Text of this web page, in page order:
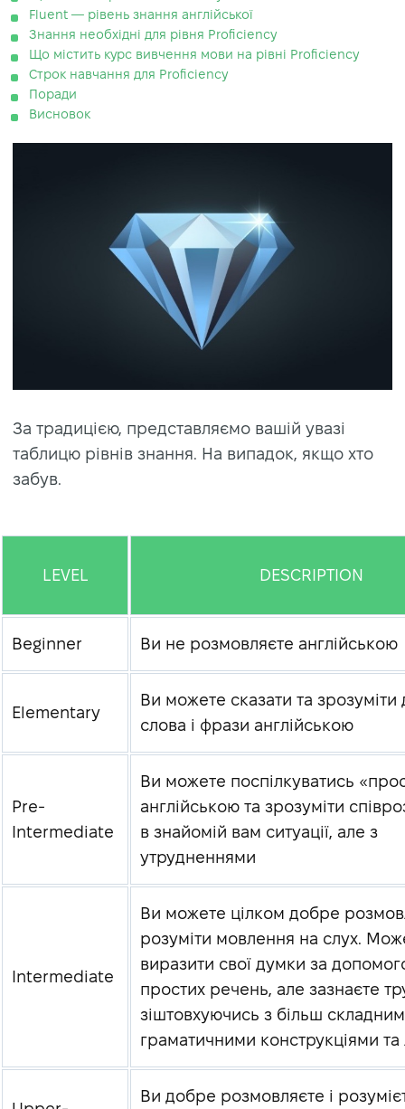
Fluent — рівень знання англійської
Знання необхідні для рівня Proficiency
Що містить курс вивчення мови на рівні Proficiency
Строк навчання для Proficiency
Поради
Висновок
За традицією, представляємо вашій увазі
таблицю рівнів знання. На випадок, якщо хто
забув.
LEVEL DESCRIPTION
Beginner Ви не розмовляєте англійською
Elementary
Ви можете сказати та зрозуміти
слова і фрази англійською
Pre-
Intermediate
Ви можете поспілкуватись
англійською та зрозуміти
в знайомій вам ситуації, але з
утрудненнями
Intermediate
Ви можете цілком добре
розуміти мовлення на слух.
виразити свої думки за
простих речень, але зазнаєте
зіштовхуючись з більш
граматичними конструкціями
Ви добре розмовляєте і